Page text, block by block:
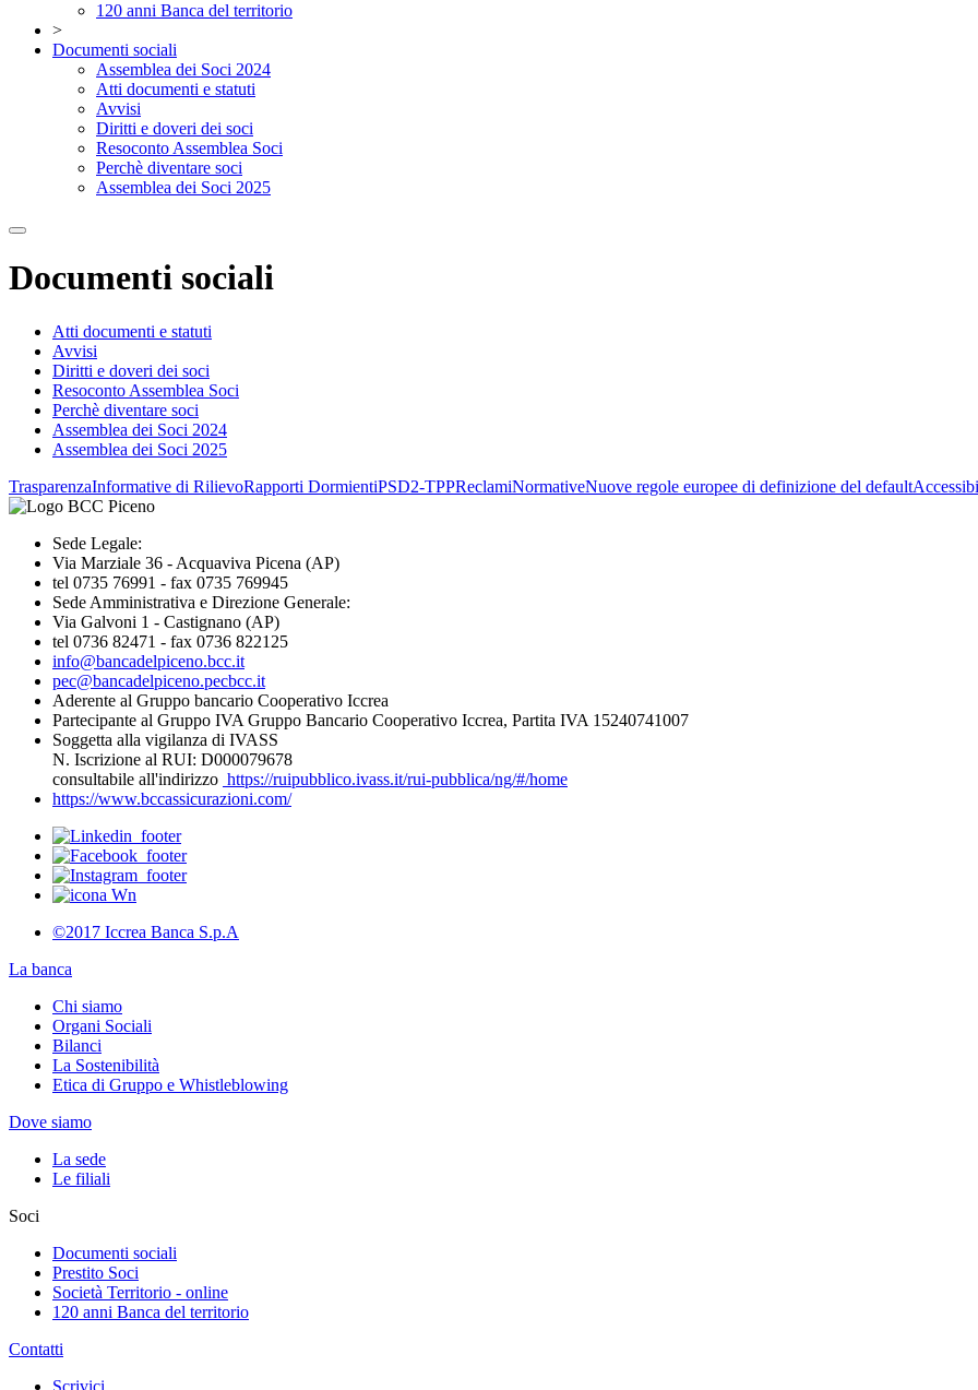
120 anni Banca del territorio
>
Documenti sociali
Assemblea dei Soci 2024
Atti documenti e statuti
Avvisi
Diritti e doveri dei soci
Resoconto Assemblea Soci
Perchè diventare soci
Assemblea dei Soci 2025
Documenti sociali
Atti documenti e statuti
Avvisi
Diritti e doveri dei soci
Resoconto Assemblea Soci
Perchè diventare soci
Assemblea dei Soci 2024
Assemblea dei Soci 2025
TrasparenzaInformative di RilievoRapporti DormientiPSD2-TPPReclamiNormativeNuove regole europee di definizione del default
Sede Legale:
Via Marziale 36 - Acquaviva Picena (AP)
tel 0735 76991 - fax 0735 769945
Sede Amministrativa e Direzione Generale:
Via Galvoni 1 - Castignano (AP)
tel 0736 82471 - fax 0736 822125
info@bancadelpiceno.bcc.it
pec@bancadelpiceno.pecbcc.it
Aderente al Gruppo bancario Cooperativo Iccrea
Partecipante al Gruppo IVA Gruppo Bancario Cooperativo Iccrea, Partita IVA 15240741007
Soggetta alla vigilanza di IVASS
N. Iscrizione al RUI: D000079678
consultabile all'indirizzo https://ruipubblico.ivass.it/rui-pubblica/ng/#/home
https://www.bccassicurazioni.com/
©2017 Iccrea Banca S.p.A
La banca
Chi siamo
Organi Sociali
Bilanci
La Sostenibilità
Etica di Gruppo e Whistleblowing
Dove siamo
La sede
Le filiali
Soci
Documenti sociali
Prestito Soci
Società Territorio - online
120 anni Banca del territorio
Contatti
Scrivici